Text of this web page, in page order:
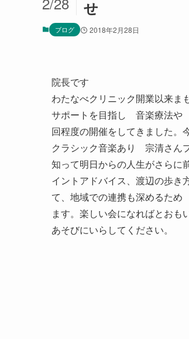
せ
ブログ 2018年2月28日
院長です
わたなべクリニック開業以来
サポートを目指し 音楽療法や
回程度の開催をしてきました。
クラシック音楽あり 宗清さん
知って明日からの人生がさら
イントアドバイス、渡辺の歩
て、地域での連携も深めるた
ます。楽しい会になればとお
あそびにいらしてください。